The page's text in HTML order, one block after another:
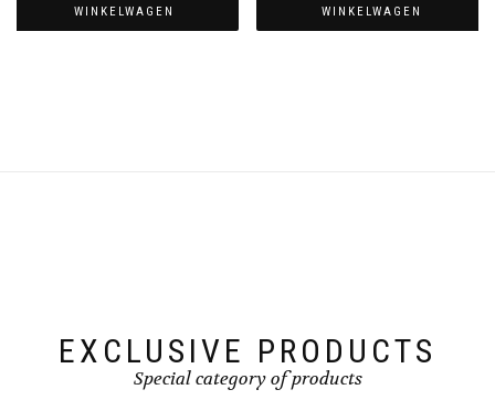
WINKELWAGEN
WINKELWAGEN
EXCLUSIVE PRODUCTS
Special category of products